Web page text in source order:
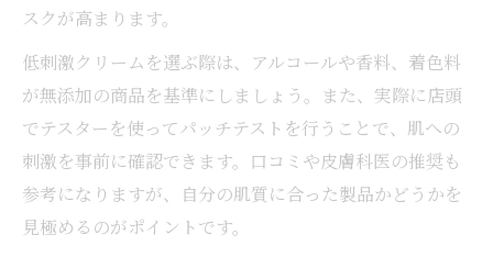
低刺激を実現する乾燥肌用成分の特徴
乾燥肌対策で注目の保湿成分を解説
敏感な乾燥肌を守るスキンケア成分紹介
保湿力が続く乾燥肌対策の実践ポイント
乾燥肌のうるおいを保つための秘訣
保湿クリームで長時間乾燥を防ぐコツ
乾燥肌維持のために実践したいケア方法
スクが高まります。
低刺激クリームを選ぶ際は、アルコールや香料、着色料
が無添加の商品を基準にしましょう。また、実際に店頭
でテスターを使ってパッチテストを行うことで、肌への
刺激を事前に確認できます。口コミや皮膚科医の推奨も
参考になりますが、自分の肌質に合った製品かどうかを
見極めるのがポイントです。